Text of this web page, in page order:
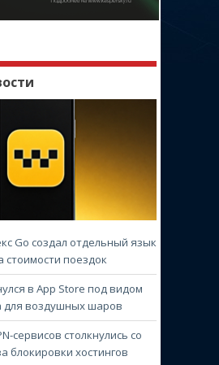
Go создал отдельный язык
стоимости поездок
в App Store под видом
для воздушных шаров
сервисов столкнулись со
блокировки хостингов